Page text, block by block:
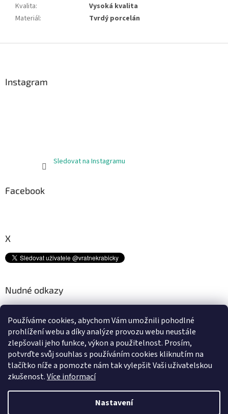
Používáme cookies, abychom Vám umožnili pohodlné
prohlížení webu a díky analýze provozu webu neustále
zlepšovali jeho funkce, výkon a použitelnost. Prosím,
potvrďte svůj souhlas s používáním cookies kliknutím na
tlačítko níže a pomozte nám tak vylepšit Vaši uživatelskou
zkušenost.Více informací
Nastavení
Kvalita:
Vysoká kvalita
Materiál: Tvrdý porcelán
Instagram
Sledovat na Instagramu
Facebook
X
Nudné odkazy
Platební metody
Doprava
Podmínky ochrany osobních údajů
Obchodní podmínky
Vytvořil Shoptet